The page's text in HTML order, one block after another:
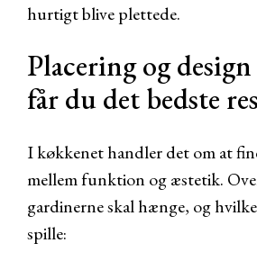
hurtigt blive plettede.
Placering og
får du det bedste
I køkkenet handler det om at
mellem funktion og æstetik.
gardinerne skal hænge, og
spille: